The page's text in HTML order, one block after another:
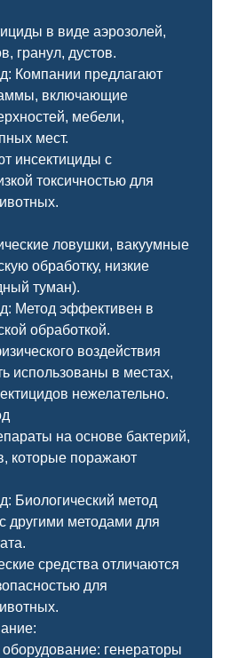
в виде аэрозолей,
гранул, дустов.
Компании предлагают
включающие
мебели,
мест.
инсектициды с
токсичностью для
ловушки, вакуумные
обработку, низкие
туман).
Метод эффективен в
обработкой.
воздействия
использованы в местах,
нежелательно.
на основе бактерий,
которые поражают
Биологический метод
другими методами для
средства отличаются
для
генераторы